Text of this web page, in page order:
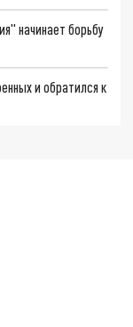
начинает борьбу
и обратился к